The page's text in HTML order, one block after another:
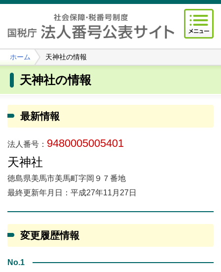
ホーム 天神社の情報
天神社の情報
最新情報
法人番号： 9480005005401
天神社
徳島県美馬市美馬町字岡９７番地
最終更新年月日：平成27年11月27日
変更履歴情報
No.1